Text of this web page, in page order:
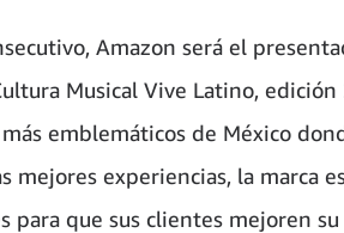
Amazon será el
Musical Vive Latino,
emblemáticos de México
mejores experiencias, la marca
para que sus clientes mejoren